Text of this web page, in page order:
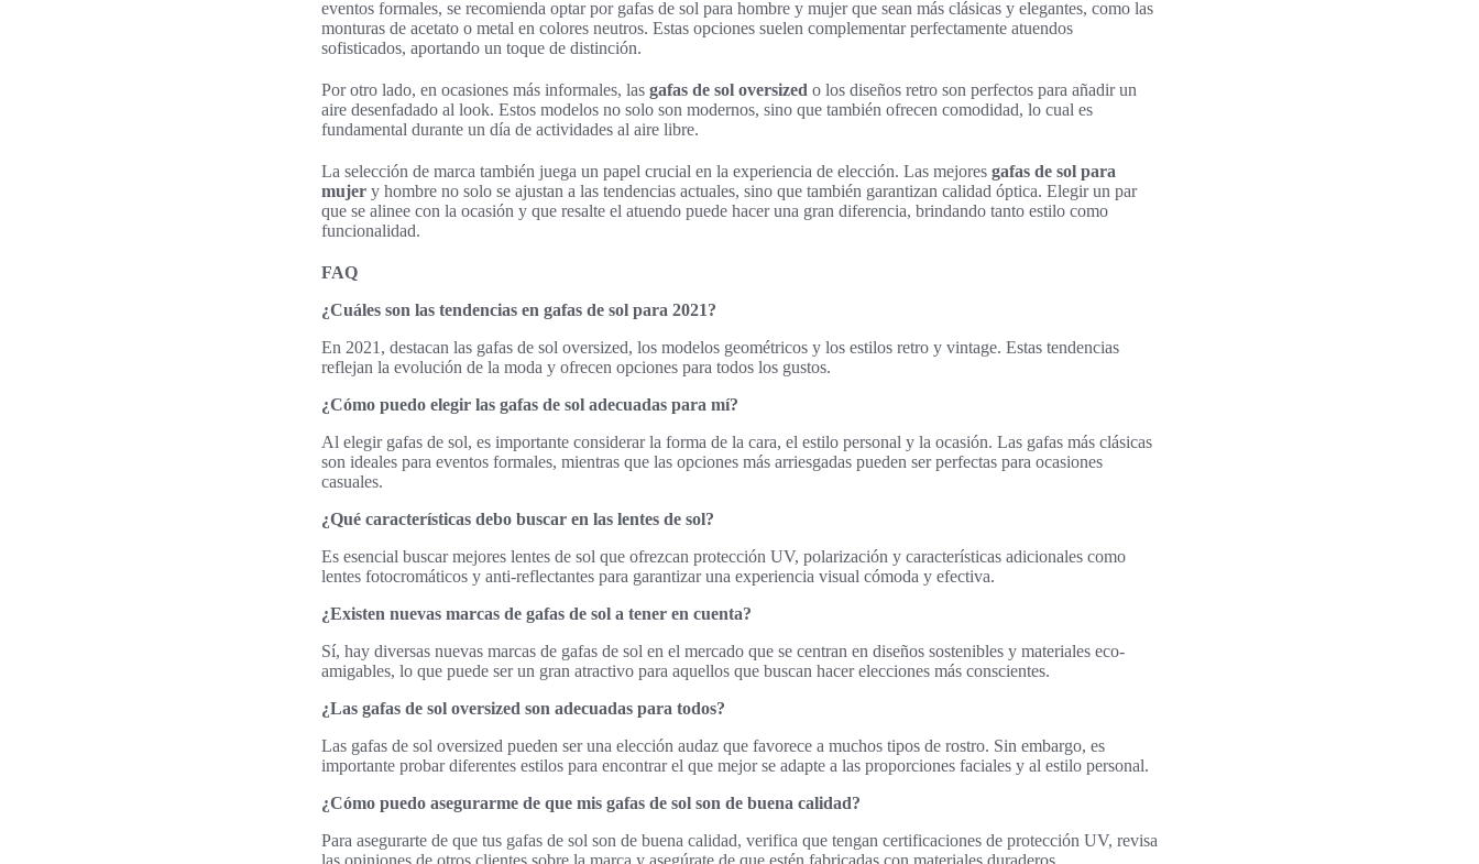
eventos formales, se recomienda optar por gafas de sol para hombre y mujer que sean más clásicas y elegantes, como las
monturas de acetato o metal en colores neutros. Estas opciones suelen complementar perfectamente atuendos
sofisticados, aportando un toque de distinción.
Por otro lado, en ocasiones más informales, las gafas de sol oversized o los diseños retro son perfectos para añadir un
aire desenfadado al look. Estos modelos no solo son modernos, sino que también ofrecen comodidad, lo cual es
fundamental durante un día de actividades al aire libre.
La selección de marca también juega un papel crucial en la experiencia de elección. Las mejores gafas de sol para
mujer y hombre no solo se ajustan a las tendencias actuales, sino que también garantizan calidad óptica. Elegir un par
que se alinee con la ocasión y que resalte el atuendo puede hacer una gran diferencia, brindando tanto estilo como
funcionalidad.
FAQ
¿Cuáles son las tendencias en gafas de sol para 2021?
En 2021, destacan las gafas de sol oversized, los modelos geométricos y los estilos retro y vintage. Estas tendencias
reflejan la evolución de la moda y ofrecen opciones para todos los gustos.
¿Cómo puedo elegir las gafas de sol adecuadas para mí?
Al elegir gafas de sol, es importante considerar la forma de la cara, el estilo personal y la ocasión. Las gafas más clásicas
son ideales para eventos formales, mientras que las opciones más arriesgadas pueden ser perfectas para ocasiones
casuales.
¿Qué características debo buscar en las lentes de sol?
Es esencial buscar mejores lentes de sol que ofrezcan protección UV, polarización y características adicionales como
lentes fotocromáticos y anti-reflectantes para garantizar una experiencia visual cómoda y efectiva.
¿Existen nuevas marcas de gafas de sol a tener en cuenta?
Sí, hay diversas nuevas marcas de gafas de sol en el mercado que se centran en diseños sostenibles y materiales eco-
amigables, lo que puede ser un gran atractivo para aquellos que buscan hacer elecciones más conscientes.
¿Las gafas de sol oversized son adecuadas para todos?
Las gafas de sol oversized pueden ser una elección audaz que favorece a muchos tipos de rostro. Sin embargo, es
importante probar diferentes estilos para encontrar el que mejor se adapte a las proporciones faciales y al estilo personal.
¿Cómo puedo asegurarme de que mis gafas de sol son de buena calidad?
Para asegurarte de que tus gafas de sol son de buena calidad, verifica que tengan certificaciones de protección UV, revisa
las opiniones de otros clientes sobre la marca y asegúrate de que estén fabricadas con materiales duraderos.